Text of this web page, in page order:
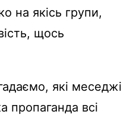
на якісь групи,
щось
які меседжі
пропаганда всі